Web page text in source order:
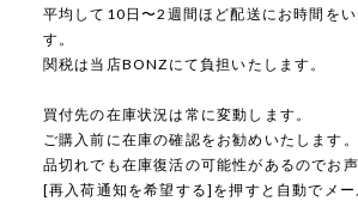
平均して10日〜2週間ほど配送にお時間をい
す。
関税は当店BONZにて負担いたします。
買付先の在庫状況は常に変動します。
ご購入前に在庫の確認をお勧めいたします。
品切れでも在庫復活の可能性があるのでお声
[再入荷通知を希望する]を押すと自動でメ